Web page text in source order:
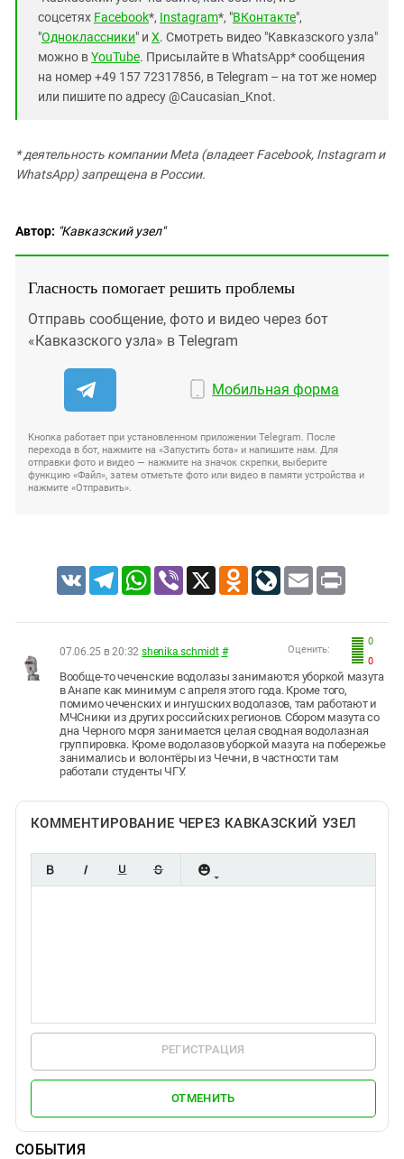
соцсетях Facebook*, Instagram*, "ВКонтакте",
"Одноклассники" и X. Смотреть видео "Кавказского узла"
можно вYouTube. Присылайте в WhatsApp* сообщения
на номер +49 157 72317856, в Telegram – на тот же номер
или пишите по адресу @Caucasian_Knot.
* деятельность компании Meta (владеет Facebook, Instagram и
WhatsApp) запрещена в России.
Автор: "Кавказский узел"
Гласность помогает решить проблемы
Отправь сообщение, фото и видео через бот
«Кавказского узла» в Telegram
Мобильная форма
Кнопка работает при установленном приложении Telegram. После
перехода в бот, нажмите на «Запустить бота» и напишите нам. Для
отправки фото и видео — нажмите на значок скрепки, выберите
функцию «Файл», затем отметьте фото или видео в памяти устройства и
нажмите «Отправить».
VK TelegramWhatsApp
Viber X Odnoklassniki
LiveJournal
Email Print
0
0
Оценить:
07.06.25 в 20:32 shenika.schmidt #
Вообще-то чеченские водолазы занимаются уборкой мазута
в Анапе как минимум с апреля этого года. Кроме того,
помимо чеченских и ингушских водолазов, там работают и
МЧСники из других российских регионов. Сбором мазута со
дна Черного моря занимается целая сводная водолазная
группировка. Кроме водолазов уборкой мазута на побережье
занимались и волонтёры из Чечни, в частности там
работали студенты ЧГУ.
КОММЕНТИРОВАНИЕ ЧЕРЕЗ КАВКАЗСКИЙ УЗЕЛ
РЕГИСТРАЦИЯ
ОТМЕНИТЬ
СОБЫТИЯ